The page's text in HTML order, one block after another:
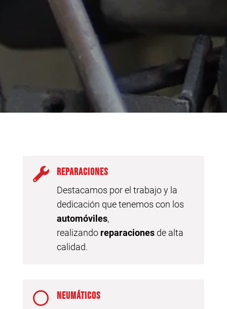
 REPARACIONES
Destacamos por el trabajo y la
dedicación que tenemos con los
automóviles,
realizando reparaciones de alta
calidad.
 NEUMÁTICOS